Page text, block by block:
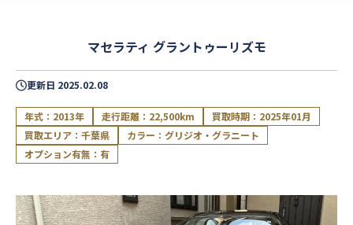
マセラティ グラントゥーリズモ
更新日 2025.02.08
年式：2013年 走行距離：22,500km
買取時期：2025年01月
買取エリア：千葉県
カラー：グリジオ・グラニート
オプション有無：有